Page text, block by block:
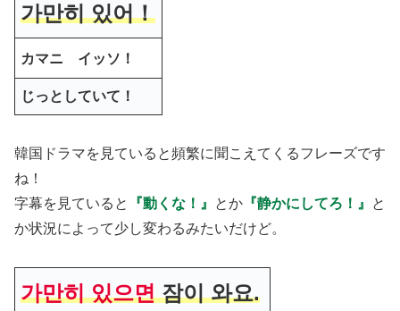
가만히 있어！
カマニ イ ッ ソ！
じっとしていて！
韓国ドラマを見ていると頻繁に聞こえてくるフレーズです
ね！
字幕を見ていると
『動くな！』 とか 『静かにしてろ！』
と
か状況によって少し変わるみたいだけど。
가만히 있으면잠이 와요.